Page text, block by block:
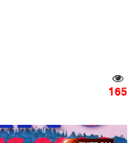
165